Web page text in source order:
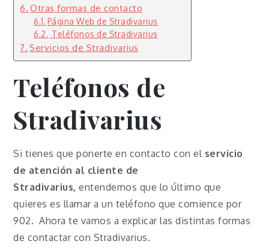
Otras formas de contacto
Página Web de Stradivarius
Teléfonos de Stradivarius
Servicios de Stradivarius
Teléfonos de
Stradivarius
Si tienes que ponerte en contacto con el servicio
de atención al cliente de
Stradivarius, entendemos que lo último que
quieres es llamar a un teléfono que comience por
902. Ahora te vamos a explicar las distintas formas
de contactar con Stradivarius.